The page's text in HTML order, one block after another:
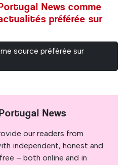
News comme
préférée sur
source préférée sur
News
our readers from
independent, honest and
– both online and in